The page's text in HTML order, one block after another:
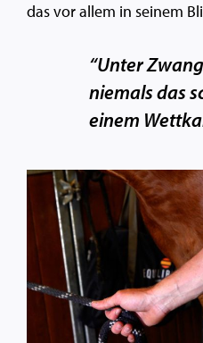
das vor allem in seinem
“Unter
niemals das
einem